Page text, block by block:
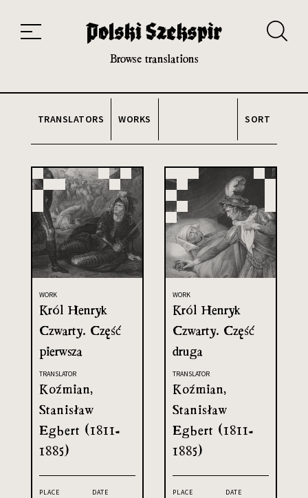
20th and 21st century module
Browse translations
TRANSLATORS WORKS SORT
WORK
Król Henryk
Czwarty. Część
pierwsza
TRANSLATOR
Koźmian,
Stanisław
Egbert (1811-
1885)
PLACE
DATE
WORK
Król Henryk
Czwarty. Część
druga
TRANSLATOR
Koźmian,
Stanisław
Egbert (1811-
1885)
PLACE
DATE